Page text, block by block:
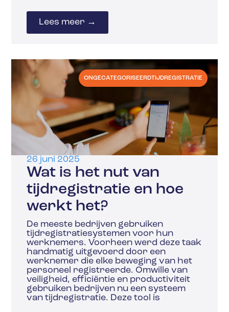
Lees meer →
ONGECATEGORISEERDTIJDREGISTRATIE
26 juni 2025
Wat is het nut van
tijdregistratie en hoe
werkt het?
De meeste bedrijven gebruiken
tijdregistratiesystemen voor hun
werknemers. Voorheen werd deze taak
handmatig uitgevoerd door een
werknemer die elke beweging van het
personeel registreerde. Omwille van
veiligheid, efficiëntie en productiviteit
gebruiken bedrijven nu een systeem
van tijdregistratie. Deze tool is